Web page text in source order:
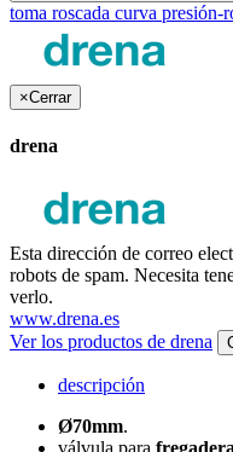
toma roscada curva presión-
×Cerrar
drena
Esta dirección de correo
robots de spam. Necesita
verlo.
www.drena.es
Ver los productos de drena
descripción
Ø70mm.